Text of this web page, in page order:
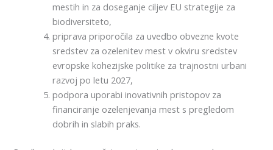
mestih in za doseganje ciljev EU strategije za
biodiversiteto,
priprava priporočila za uvedbo obvezne kvote
sredstev za ozelenitev mest v okviru sredstev
evropske kohezijske politike za trajnostni urbani
razvoj po letu 2027,
podpora uporabi inovativnih pristopov za
financiranje ozelenjevanja mest s pregledom
dobrih in slabih praks.